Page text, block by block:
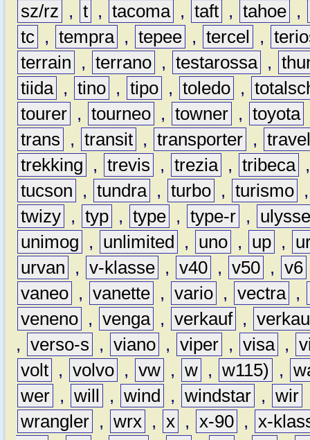
sz/rz
, t , tacoma , taft , tahoe ,
tc , tempra , tepee , tercel ,
terrain
, terrano , testarossa ,
tiida , tino , tipo , toledo ,
tourer , tourneo , towner , toyota
trans
, transit , transporter ,
trekking
, trevis , trezia , tribeca
tucson
, tundra , turbo , turismo
twizy , typ , type , type-r ,
unimog
, unlimited , uno , up ,
urvan
, v-klasse , v40 , v50 , v6
vaneo , vanette , vario , vectra ,
veneno , venga , verkauf ,
, verso-s , viano , viper , visa ,
volt , volvo , vw , w , w115) ,
wer , will , wind , windstar , wir
wrangler , wrx , x , x-90 , x-